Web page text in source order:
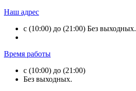
Наш адрес
с (10:00) до (21:00) Без выходных.
Время работы
с (10:00) до (21:00)
Без выходных.